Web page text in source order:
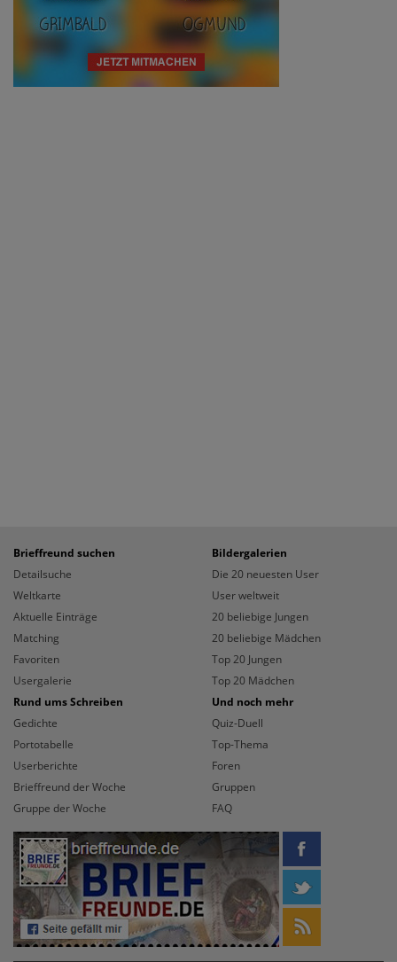
Brieffreund suchen
Detailsuche
Weltkarte
Aktuelle Einträge
Matching
Favoriten
Usergalerie
Bildergalerien
Die 20 neuesten User
User weltweit
20 beliebige Jungen
20 beliebige Mädchen
Top 20 Jungen
Top 20 Mädchen
Rund ums Schreiben
Gedichte
Portotabelle
Userberichte
Brieffreund der Woche
Gruppe der Woche
Und noch mehr
Quiz-Duell
Top-Thema
Foren
Gruppen
FAQ